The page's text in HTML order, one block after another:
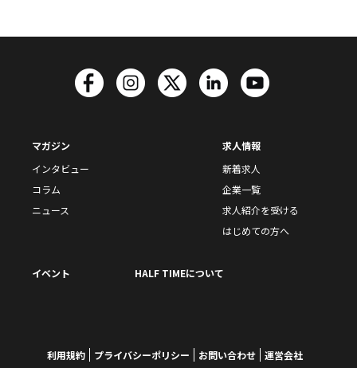
マガジン
インタビュー
コラム
ニュース
求人情報
新着求人
企業一覧
求人紹介を受ける
はじめての方へ
イベント HALF TIMEについて
利用規約 プライバシーポリシー お問い合わせ 運営会社